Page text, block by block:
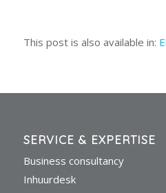
This post is also available in:
SERVICE & EXPERTISE
Business consultancy
Inhuurdesk